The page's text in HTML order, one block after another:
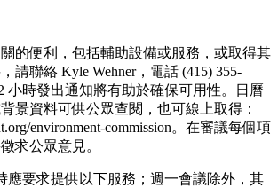
的便利，包括輔助設備或服務，或取得其
請聯絡 Kyle Wehner，電話 (415) 355-
小時發出通知將有助於確保可用性。日曆
景資料可供公眾查閱，也可線上取得：
environment-commission。在審議每個項
求公眾意見。
應要求提供以下服務；週一會議除外，其